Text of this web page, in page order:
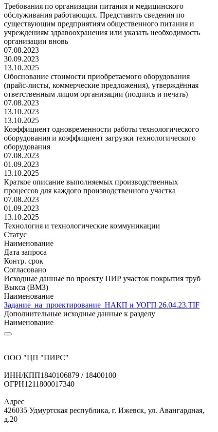
Требования по организации питания и медицинского
обслуживания работающих. Представить сведения по
существующим предприятиям общественного питания и
учреждениям здравоохранения или указать необходимость
организации вновь
07.08.2023
30.09.2023
13.10.2025
Обоснование стоимости приобретаемого оборудования
(прайс-листы, коммерческие предложения), утверждённая
ответственным лицом организации (подпись и печать)
07.08.2023
13.10.2023
13.10.2025
Коэффициент одновременности работы технологического
оборудования и коэффициент загрузки технологического
оборудования
07.08.2023
01.09.2023
13.10.2025
Краткое описание выполняемых производственных
процессов для каждого производственного участка
07.08.2023
01.09.2023
13.10.2025
Технология и технологические коммуникации
Статус
Наименование
Дата запроса
Контр. срок
Согласовано
Исходные данные по проекту ПИР участок покрытия труб
Выкса (ВМЗ)
Наименование
Задание_на_проектирование_НАКП и УОГП 26.04.23.TIF
Дополнительные исходные данные к разделу
Наименование
ООО "ЦП "ПИРС"
ИНН/КПП1840106879 / 18400100
ОГРН1211800017340
Адрес
426035 Удмуртская республика, г. Ижевск, ул. Авангардная,
д.20